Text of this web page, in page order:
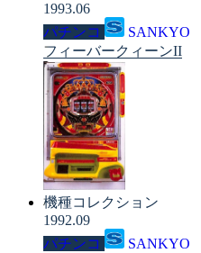
1993.06
パチンコ
SANKYO
フィーバークィーンII
機種コレクション
1992.09
パチンコ
SANKYO